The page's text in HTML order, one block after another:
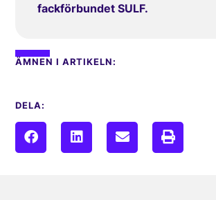
fackförbundet SULF.
ÄMNEN I ARTIKELN:
DELA: